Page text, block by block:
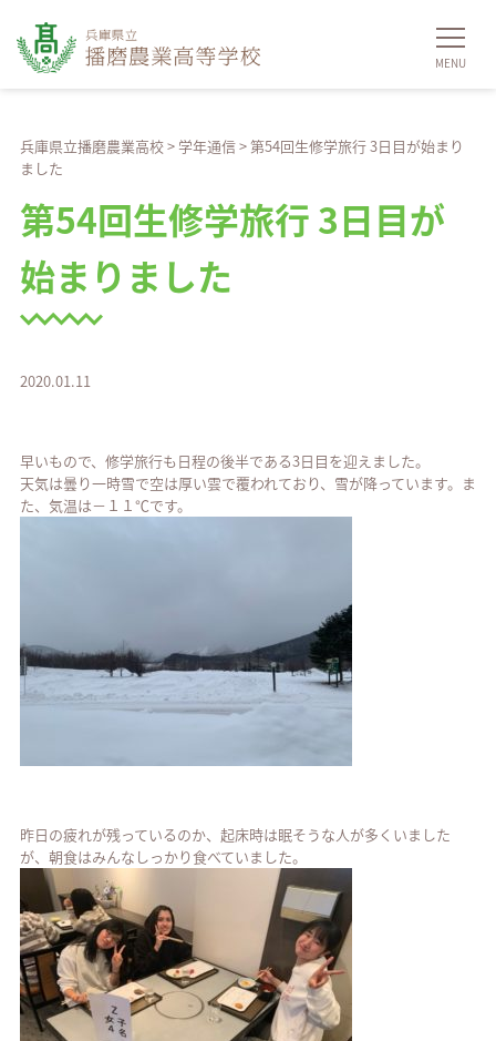
兵庫県立播磨農業高校> 学年通信>第54回生修学旅行 3日目が始まり
ました
第54回生修学旅行 3日目が
始まりました
2020.01.11
早いもので、修学旅行も日程の後半である3日目を迎えました。
天気は曇り一時雪で空は厚い雲で覆われており、雪が降っています。ま
た、気温は－１１℃です。
昨日の疲れが残っているのか、起床時は眠そうな人が多くいました
が、朝食はみんなしっかり食べていました。